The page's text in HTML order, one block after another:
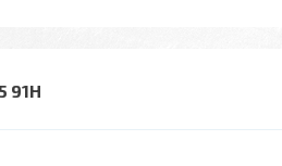
91H